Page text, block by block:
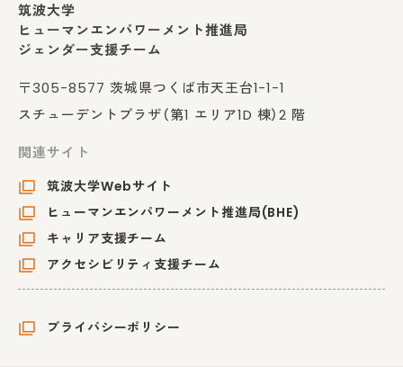
筑波大学
ヒューマンエンパワーメント推進局
ジェンダー支援チーム
〒305-8577 茨城県つくば市天王台1-1-1
スチューデントプラザ（第1 エリア1D 棟）2 階
関連サイト
筑波大学Webサイト
ヒューマンエンパワーメント推進局(BHE)
キャリア支援チーム
アクセシビリティ支援チーム
プライバシーポリシー